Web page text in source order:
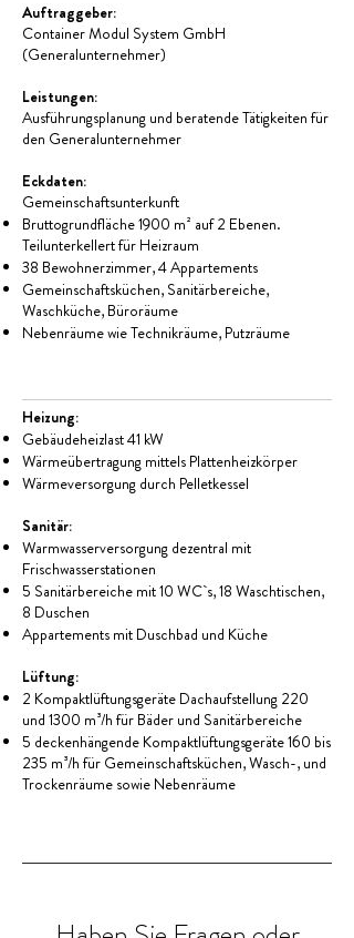
Auftraggeber:
Container Modul System GmbH
(Generalunternehmer)
Leistungen:
Ausführungsplanung und beratende Tätigkeiten für
den Generalunternehmer
Eckdaten:
Gemeinschaftsunterkunft
Bruttogrundfläche 1900 m² auf 2 Ebenen.
Teilunterkellert für Heizraum
38 Bewohnerzimmer, 4 Appartements
Gemeinschaftsküchen, Sanitärbereiche,
Waschküche, Büroräume
Nebenräume wie Technikräume, Putzräume
Heizung:
Gebäudeheizlast 41 kW
Wärmeübertragung mittels Plattenheizkörper
Wärmeversorgung durch Pelletkessel
Sanitär:
Warmwasserversorgung dezentral mit
Frischwasserstationen
5 Sanitärbereiche mit 10 WC`s, 18 Waschtischen,
8 Duschen
Appartements mit Duschbad und Küche
Lüftung:
2 Kompaktlüftungsgeräte Dachaufstellung 220
und 1300 m³/h für Bäder und Sanitärbereiche
5 deckenhängende Kompaktlüftungsgeräte 160 bis
235 m³/h für Gemeinschaftsküchen, Wasch-, und
Trockenräume sowie Nebenräume